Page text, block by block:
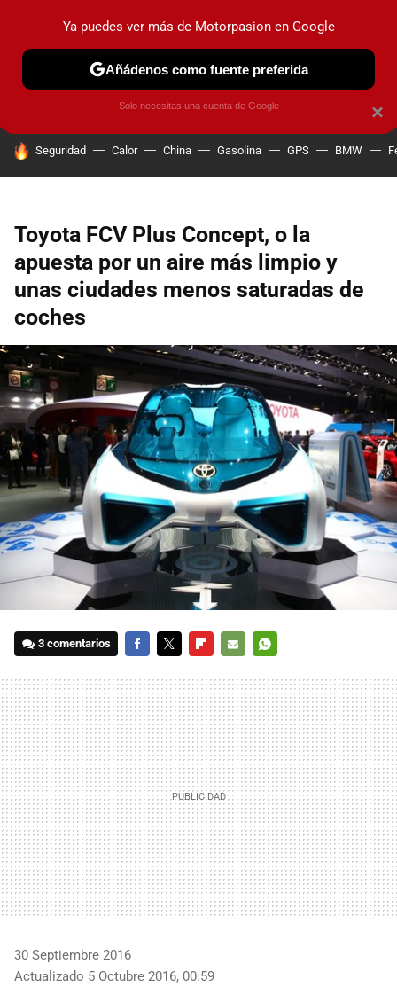
PRUEBAS COCHES ELÉCTRICOS OBSERVATORIO
HOY SE HABLA DE
Seguridad Calor China Gasolina GPS BMW
Toyota FCV Plus Concept, o la
apuesta por un aire más limpio y
unas ciudades menos saturadas de
coches
3 comentarios
MAIL
30 Septiembre 2016
Actualizado 5 Octubre 2016, 00:59
×
Ya puedes ver más de Motorpasion en Google
Añádenos como fuente preferida
Solo necesitas una cuenta de Google